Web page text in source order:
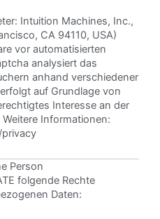
Intuition Machines, Inc.,
CA 94110, USA)
vor automatisierten
analysiert das
anhand verschiedener
auf Grundlage von
Interesse an der
Informationen:
Person
folgende Rechte
Daten: